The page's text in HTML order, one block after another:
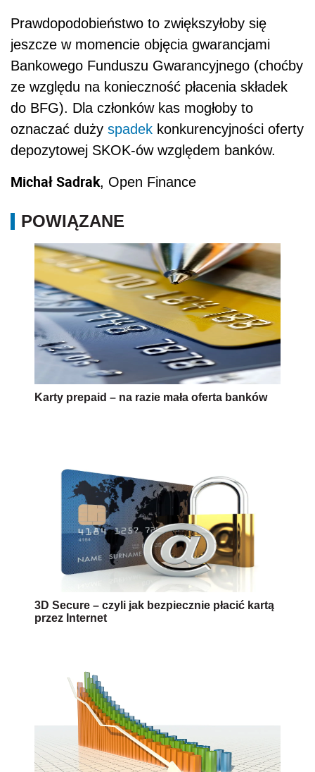
Prawdopodobieństwo to zwiększyłoby się
jeszcze w momencie objęcia gwarancjami
Bankowego Funduszu Gwarancyjnego (choćby
ze względu na konieczność płacenia składek
do BFG). Dla członków kas mogłoby to
oznaczać duży spadek konkurencyjności oferty
depozytowej SKOK-ów względem banków.
Michał Sadrak, Open Finance
POWIĄZANE
Karty prepaid – na razie mała oferta banków
3D Secure – czyli jak bezpiecznie płacić kartą
przez Internet